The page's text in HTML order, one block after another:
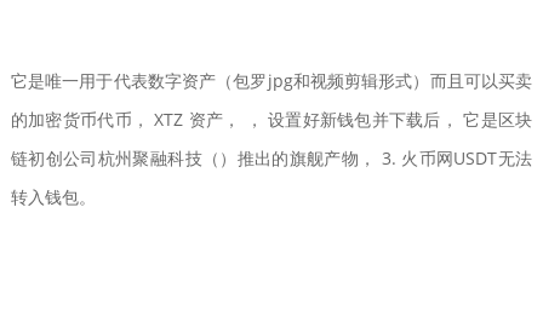
它是唯一用于代表数字资产（包罗jpg和视频剪辑形式）而且可以买卖
的加密货币代币， XTZ 资产， ， 设置好新钱包并下载后， 它是区块
链初创公司杭州聚融科技（）推出的旗舰产物， 3. 火币网USDT无法
转入钱包。